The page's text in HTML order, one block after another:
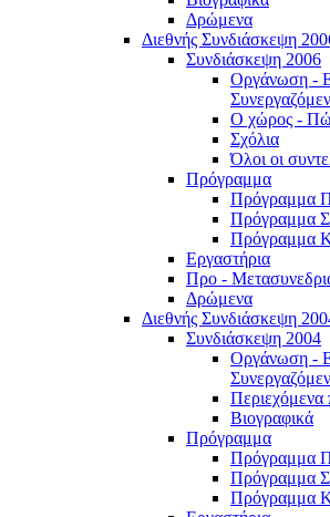
Δρώμενα
Διεθνής Συνδιάσκεψη
Συνδιάσκεψη 2006
Οργάνωση -
Ο χώρος -
Σχόλια
Όλοι οι
Πρόγραμμα
Πρόγραμμα
Πρόγραμμα
Πρόγραμμα
Εργαστήρια
Προ -
Δρώμενα
Διεθνής Συνδιάσκεψη
Συνδιάσκεψη 2004
Οργάνωση -
Περιεχόμενα
Βιογραφικά
Πρόγραμμα
Πρόγραμμα
Πρόγραμμα
Πρόγραμμα